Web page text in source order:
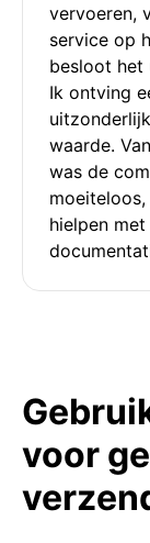
vervoeren,
service op
besloot het
Ik ontving
waarde.
was de
hielpen
voor